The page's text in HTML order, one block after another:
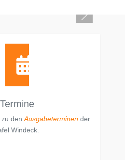
Termine
den Ausgabeterminen der
Windeck.